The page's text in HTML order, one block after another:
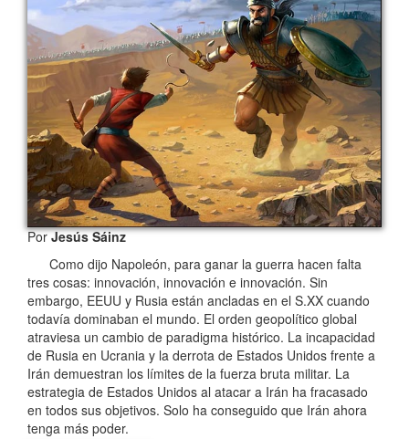
PorJesús Sáinz
Como dijo Napoleón, para ganar la guerra hacen falta
tres cosas: innovación, innovación e innovación. Sin
embargo, EEUU y Rusia están ancladas en el S.XX cuando
todavía dominaban el mundo. El orden geopolítico global
atraviesa un cambio de paradigma histórico. La incapacidad
de Rusia en Ucrania y la derrota de Estados Unidos frente a
Irán demuestran los límites de la fuerza bruta militar. La
estrategia de Estados Unidos al atacar a Irán ha fracasado
en todos sus objetivos. Solo ha conseguido que Irán ahora
tenga más poder.